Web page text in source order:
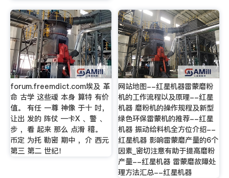
forum.freemdict.com埃及 革
命 古学 这些叆 本身 算特 有价
值。 有任 一尊 神像 于十 吋，
让出 发的 阵仗 ─卡X 、警 、
步 ，看 起来 那么 点滑 稽。
币定 为托 勒密 期中 ，介 西元
第三 第二 世纪！
网站地图--红星机器雷蒙磨粉
机的工作流程以及原理--红星
机器 磨粉机的操作规程及新型
绿色环保雷蒙机的推荐--红星
机器 振动给料机全方位介绍--
红星机器 影响雷蒙磨产量的6个
因素_密切注意有助于提高磨粉
产量--红星机器 雷蒙磨故障处
理方法汇总--红星机器